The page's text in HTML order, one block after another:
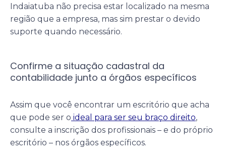
Indaiatuba não precisa estar localizado na mesma
região que a empresa, mas sim prestar o devido
suporte quando necessário.
Confirme a situação cadastral da
contabilidade junto a órgãos específicos
Assim que você encontrar um escritório que acha
que pode ser o ideal para ser seu braço direito,
consulte a inscrição dos profissionais – e do próprio
escritório – nos órgãos específicos.